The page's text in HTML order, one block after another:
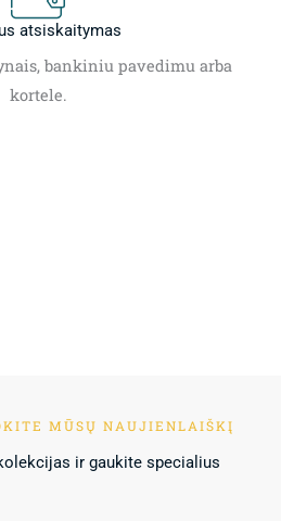
atsiskaitymas
bankiniu pavedimu arba
kortele.
MŪSŲ NAUJIENLAIŠKĮ
ir gaukite specialius